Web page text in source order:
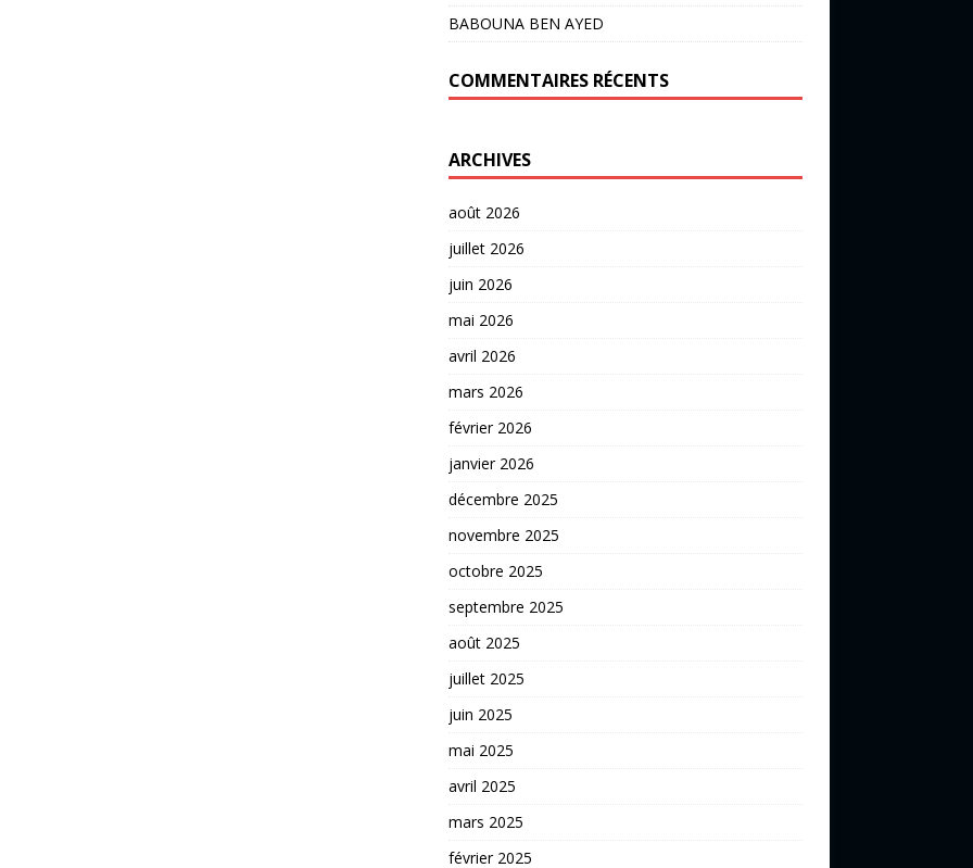
BABOUNA BEN AYED
COMMENTAIRES RÉCENTS
ARCHIVES